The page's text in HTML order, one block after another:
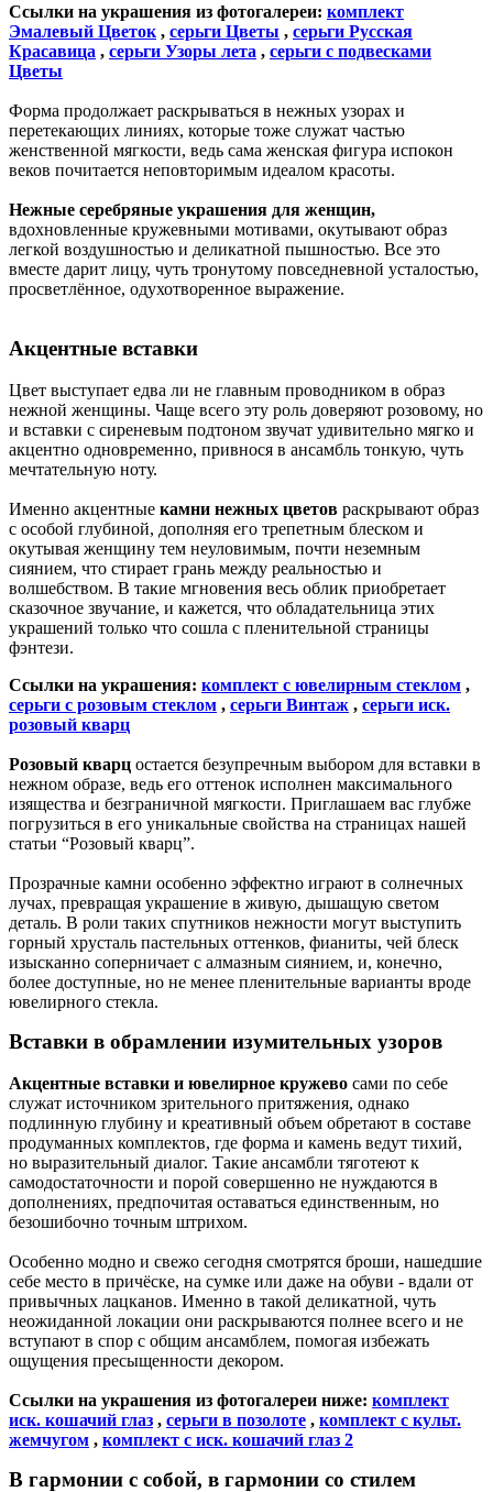
Ссылки на украшения из фотогалереи: комплект
Эмалевый Цветок , серьги Цветы , серьги Русская
Красавица , серьги Узоры лета , серьги с подвесками
Цветы
Форма продолжает раскрываться в нежных узорах и
перетекающих линиях, которые тоже служат частью
женственной мягкости, ведь сама женская фигура испокон
веков почитается неповторимым идеалом красоты.
Нежные серебряные украшения для женщин,
вдохновленные кружевными мотивами, окутывают образ
легкой воздушностью и деликатной пышностью. Все это
вместе дарит лицу, чуть тронутому повседневной усталостью,
просветлённое, одухотворенное выражение.
Акцентные вставки
Цвет выступает едва ли не главным проводником в образ
нежной женщины. Чаще всего эту роль доверяют розовому, но
и вставки с сиреневым подтоном звучат удивительно мягко и
акцентно одновременно, привнося в ансамбль тонкую, чуть
мечтательную ноту.
Именно акцентные камни нежных цветов раскрывают образ
с особой глубиной, дополняя его трепетным блеском и
окутывая женщину тем неуловимым, почти неземным
сиянием, что стирает грань между реальностью и
волшебством. В такие мгновения весь облик приобретает
сказочное звучание, и кажется, что обладательница этих
украшений только что сошла с пленительной страницы
фэнтези.
Ссылки на украшения: комплект с ювелирным стеклом ,
серьги с розовым стеклом , серьги Винтаж , серьги иск.
розовый кварц
Розовый кварц остается безупречным выбором для вставки в
нежном образе, ведь его оттенок исполнен максимального
изящества и безграничной мягкости. Приглашаем вас глубже
погрузиться в его уникальные свойства на страницах нашей
статьи “Розовый кварц”.
Прозрачные камни особенно эффектно играют в солнечных
лучах, превращая украшение в живую, дышащую светом
деталь. В роли таких спутников нежности могут выступить
горный хрусталь пастельных оттенков, фианиты, чей блеск
изысканно соперничает с алмазным сиянием, и, конечно,
более доступные, но не менее пленительные варианты вроде
ювелирного стекла.
Вставки в обрамлении изумительных узоров
Акцентные вставки и ювелирное кружево сами по себе
служат источником зрительного притяжения, однако
подлинную глубину и креативный объем обретают в составе
продуманных комплектов, где форма и камень ведут тихий,
но выразительный диалог. Такие ансамбли тяготеют к
самодостаточности и порой совершенно не нуждаются в
дополнениях, предпочитая оставаться единственным, но
безошибочно точным штрихом.
Особенно модно и свежо сегодня смотрятся броши, нашедшие
себе место в причёске, на сумке или даже на обуви - вдали от
привычных лацканов. Именно в такой деликатной, чуть
неожиданной локации они раскрываются полнее всего и не
вступают в спор с общим ансамблем, помогая избежать
ощущения пресыщенности декором.
Ссылки на украшения из фотогалереи ниже: комплект
иск. кошачий глаз , серьги в позолоте , комплект с культ.
жемчугом , комплект с иск. кошачий глаз 2
В гармонии с собой, в гармонии со стилем